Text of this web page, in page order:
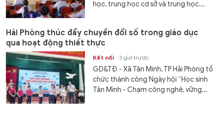
học, trung học cơ sở và trung học...
Hải Phòng thúc đẩy chuyển đổi số trong giáo dục
qua hoạt động thiết thực
Kết nối 3 giờ trước
GD&TĐ - Xã Tân Minh, TP Hải Phòng tổ
chức thành công Ngày hội “Học sinh
Tân Minh - Chạm công nghệ, vững...